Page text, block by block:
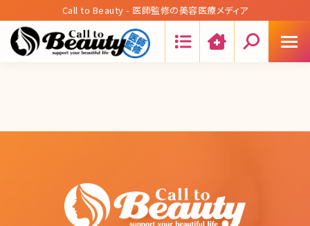
Call to Beauty - 医師監修の美容医療メディア